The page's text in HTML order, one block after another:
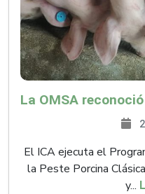
El ICA ejecuta el
la Peste Porcina
y...